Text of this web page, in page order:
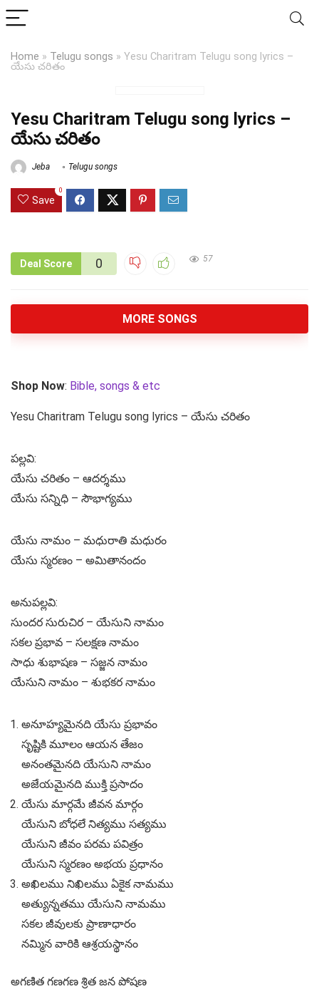
Home » Telugu songs » Yesu Charitram Telugu song lyrics –
యేసు చరితం
Yesu Charitram Telugu song lyrics –
యేసు చరితం
Jeba Telugu songs
Save
0
Deal Score 0 57
MORE SONGS
Shop Now: Bible, songs & etc
Yesu Charitram Telugu song lyrics – యేసు చరితం
పల్లవి:
యేసు చరితం – ఆదర్శము
యేసు సన్నిధి – సౌభాగ్యము
యేసు నామం – మధురాతి మధురం
యేసు స్మరణం – అమితానందం
అనుపల్లవి:
సుందర సురుచిర – యేసుని నామం
సకల ప్రభావ – సలక్షణ నామం
సాధు శుభాషణ – సజ్జన నామం
యేసుని నామం – శుభకర నామం
అనూహ్యమైనది యేసు ప్రభావం
సృష్టికి మూలం ఆయన తేజం
అనంతమైనది యేసుని నామం
అజేయమైనది ముక్తి ప్రసాదం
యేసు మార్గమే జీవన మార్గం
యేసుని బోధలే నిత్యము సత్యము
యేసుని జీవం పరమ పవిత్రం
యేసుని స్మరణం అభయ ప్రధానం
అఖిలము నిఖిలము ఏకైక నామము
అత్యున్నతము యేసుని నామము
సకల జీవులకు ప్రాణాధారం
నమ్మిన వారికి ఆశ్రయస్థానం
అగణిత గణగణ శ్రిత జన పోషణ